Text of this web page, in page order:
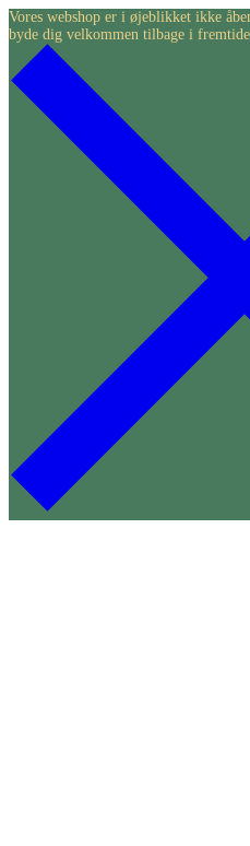
Skip
to
content
Vores webshop er i øjeblikket ikke
byde dig velkommen tilbage i